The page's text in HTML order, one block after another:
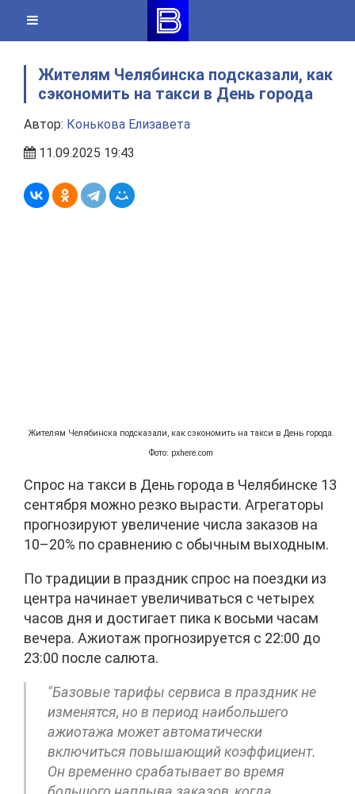
content
Жителям Челябинска подсказали, как
сэкономить на такси в День города
Автор: Конькова Елизавета
11.09.2025 19:43
Жителям Челябинска подсказали, как сэкономить на такси в День города.
Фото: pxhere.com
Спрос на такси в День города в Челябинске 13
сентября можно резко вырасти. Агрегаторы
прогнозируют увеличение числа заказов на
10–20% по сравнению с обычным выходным.
По традиции в праздник спрос на поездки из
центра начинает увеличиваться с четырех
часов дня и достигает пика к восьми часам
вечера. Ажиотаж прогнозируется с 22:00 до
23:00 после салюта.
"Базовые тарифы сервиса в праздник не
изменятся, но в период наибольшего
ажиотажа может автоматически
включиться повышающий коэффициент.
Он временно срабатывает во время